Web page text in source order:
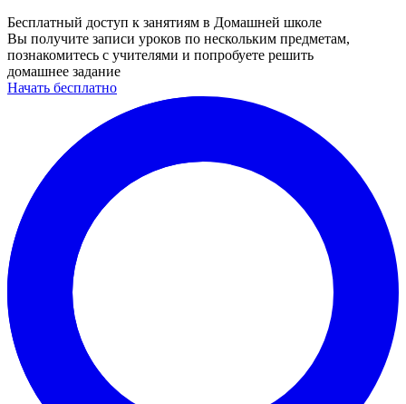
Бесплатный доступ к занятиям в Домашней школе
Вы получите записи уроков по нескольким предметам,
познакомитесь с учителями и попробуете решить
домашнее задание
Начать бесплатно